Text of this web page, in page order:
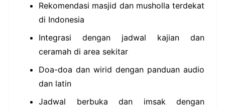
Rekomendasi masjid dan musholla terdekat
di Indonesia
Integrasi dengan jadwal kajian dan
ceramah di area sekitar
Doa-doa dan wirid dengan panduan audio
dan latin
Jadwal berbuka dan imsak dengan